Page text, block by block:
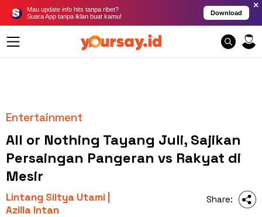
Mau update info hits tanpa ribet?
Suara App tanpa iklan buat kamu!
Download
×
Entertainment
All or Nothing Tayang Juli, Sajikan
Persaingan Pangeran vs Rakyat di
Mesir
Lintang Siltya Utami |
Azilla Intan
Share: